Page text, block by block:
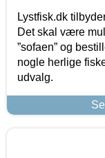
Lystfisk.dk
Det skal være
”sofaen” og
nogle herlige
udvalg.